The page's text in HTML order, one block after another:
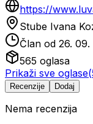
https://
Stube Ivana
Član od 26. 09.
565 oglasa
Prikaži sve oglase(
Recenzije Dodaj
Nema recenzija